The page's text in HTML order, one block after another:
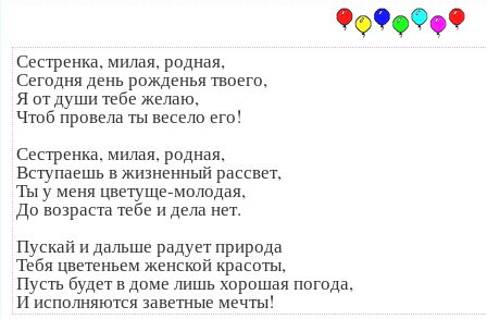
Сестренка, милая, родная,
Сегодня день рожденья твоего,
Я от души тебе желаю,
Чтоб провела ты весело его!
Сестренка, милая, родная,
Вступаешь в жизненный рассвет,
Ты у меня цветуще-молодая,
До возраста тебе и дела нет.
Пускай и дальше радует природа
Тебя цветеньем женской красоты,
Пусть будет в доме лишь хорошая погода,
И исполняются заветные мечты!